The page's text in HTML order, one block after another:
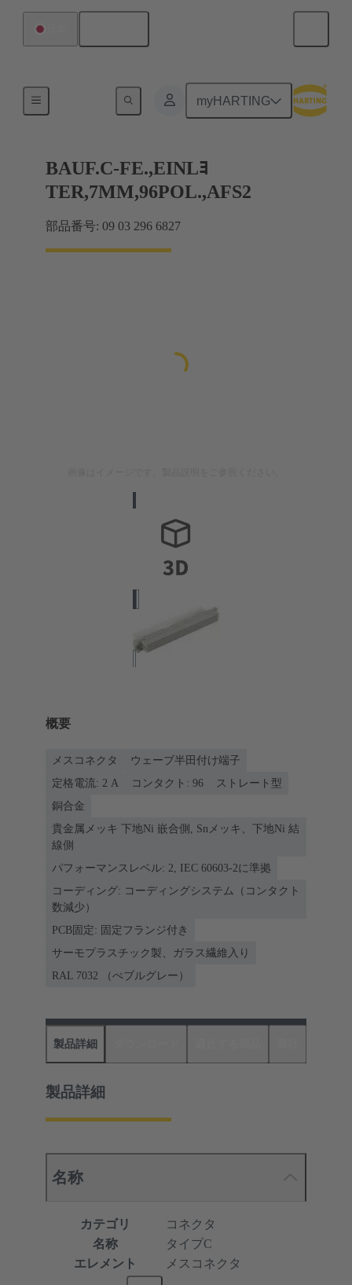
myHARTING
マザーボード ツー ドーターカード接続
BAUF.C-FE.,EINLﾖ
TER,7MM,96POL.,AFS2
部品番号: 09 03 296 6827
概要
メスコネクタ
ウェーブ半田付け端子
定格電流: ‌2 A
コンタクト: 96
ストレート型
銅合金
貴金属メッキ 下地Ni 嵌合側, Snメッキ、下地Ni 結
線側
パフォーマンスレベル: 2, IEC 60603-2に準拠
コーディング: コーディングシステム（コンタクト
数減少）
PCB固定: 固定フランジ付き
サーモプラスチック製、ガラス繊維入り
RAL 7032 （ぺブルグレー）
製品詳細
製品詳細
名称
カテゴリ
コネクタ
名称
タイプC
エレメント
メスコネクタ